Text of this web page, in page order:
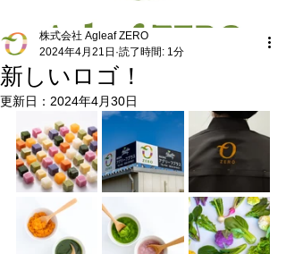
新しいロゴ！
株式会社 Agleaf ZERO
2024年4月21日 読了時間: 1分
更新日： 2024年4月30日